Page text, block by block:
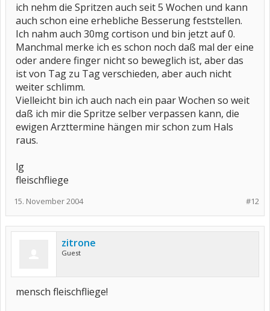
ich nehm die Spritzen auch seit 5 Wochen und kann
auch schon eine erhebliche Besserung feststellen.
Ich nahm auch 30mg cortison und bin jetzt auf 0.
Manchmal merke ich es schon noch daß mal der eine
oder andere finger nicht so beweglich ist, aber das
ist von Tag zu Tag verschieden, aber auch nicht
weiter schlimm.
Vielleicht bin ich auch nach ein paar Wochen so weit
daß ich mir die Spritze selber verpassen kann, die
ewigen Arzttermine hängen mir schon zum Hals
raus.
lg
fleischfliege
#12
15. November 2004
zitrone
Guest
mensch fleischfliege!